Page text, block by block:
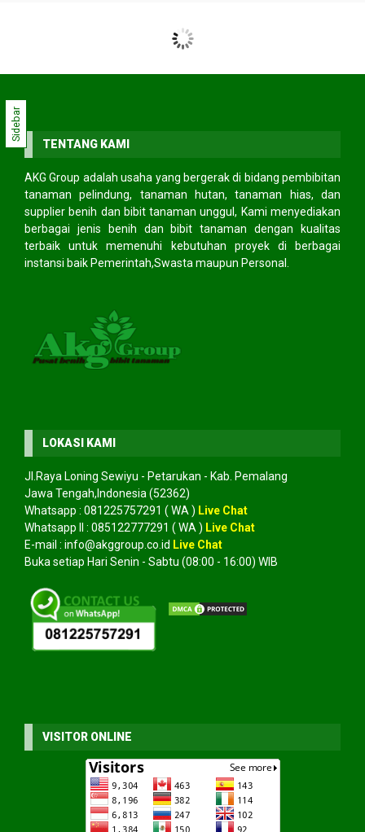
Sidebar
TENTANG KAMI
AKG Group adalah usaha yang bergerak di bidang pembibitan
tanaman pelindung, tanaman hutan, tanaman hias, dan
supplier benih dan bibit tanaman unggul, Kami menyediakan
berbagai jenis benih dan bibit tanaman dengan kualitas
terbaik untuk memenuhi kebutuhan proyek di berbagai
instansi baik Pemerintah,Swasta maupun Personal.
LOKASI KAMI
Jl.Raya Loning Sewiyu - Petarukan - Kab. Pemalang
Jawa Tengah,Indonesia (52362)
Whatsapp : 081225757291 ( WA ) Live Chat
Whatsapp II : 085122777291 ( WA ) Live Chat
E-mail : info@akggroup.co.id Live Chat
Buka setiap Hari Senin - Sabtu (08:00 - 16:00) WIB
VISITOR ONLINE